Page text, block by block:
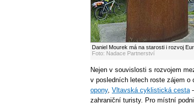
Daniel Mourek má na starosti i rozvoj
Foto: Nadace Partnerství
Nejen v souvislosti s rozvojem
v posledních letech roste zájem o
opony, Vltavská cyklistická cesta
zahraniční turisty. Pro místní